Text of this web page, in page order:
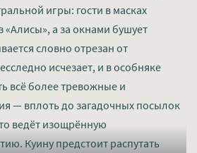
игры: гости в масках
«Алисы», а за окнами бушует
словно отрезан от
исчезает, и в особняке
всё более тревожные и
— вплоть до загадочных посылок
ведёт изощрённую
Куину предстоит распутать